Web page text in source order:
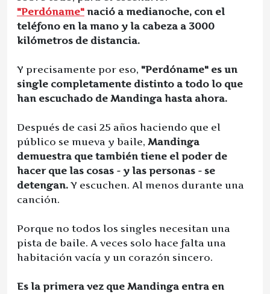
"Perdóname" nació a medianoche, con el
teléfono en la mano y la cabeza a 3000
kilómetros de distancia.
Y precisamente por eso, "Perdóname" es un
single completamente distinto a todo lo que
han escuchado de Mandinga hasta ahora.
Después de casi 25 años haciendo que el
público se mueva y baile, Mandinga
demuestra que también tiene el poder de
hacer que las cosas - y las personas - se
detengan. Y escuchen. Al menos durante una
canción.
Porque no todos los singles necesitan una
pista de baile. A veces solo hace falta una
habitación vacía y un corazón sincero.
Es la primera vez que Mandinga entra en